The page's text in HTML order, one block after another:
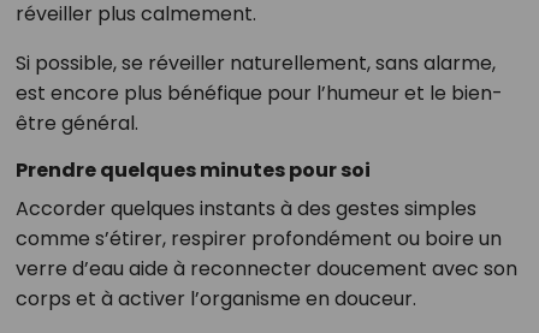
réveiller plus calmement.
Si possible, se réveiller naturellement, sans alarme,
est encore plus bénéfique pour l’humeur et le bien-
être général.
Prendre quelques minutes pour soi
Accorder quelques instants à des gestes simples
comme s’étirer, respirer profondément ou boire un
verre d’eau aide à reconnecter doucement avec son
corps et à activer l’organisme en douceur.